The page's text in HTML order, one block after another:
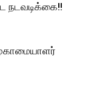
நடவடிக்கை!!